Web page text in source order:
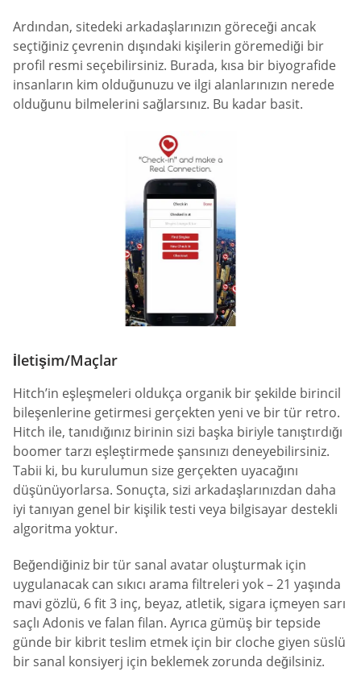
Ardından, sitedeki arkadaşlarınızın göreceği ancak
seçtiğiniz çevrenin dışındaki kişilerin göremediği bir
profil resmi seçebilirsiniz. Burada, kısa bir biyografide
insanların kim olduğunuzu ve ilgi alanlarınızın nerede
olduğunu bilmelerini sağlarsınız. Bu kadar basit.
İletişim/Maçlar
Hitch’in eşleşmeleri oldukça organik bir şekilde birincil
bileşenlerine getirmesi gerçekten yeni ve bir tür retro.
Hitch ile, tanıdığınız birinin sizi başka biriyle tanıştırdığı
boomer tarzı eşleştirmede şansınızı deneyebilirsiniz.
Tabii ki, bu kurulumun size gerçekten uyacağını
düşünüyorlarsa. Sonuçta, sizi arkadaşlarınızdan daha
iyi tanıyan genel bir kişilik testi veya bilgisayar destekli
algoritma yoktur.
Beğendiğiniz bir tür sanal avatar oluşturmak için
uygulanacak can sıkıcı arama filtreleri yok – 21 yaşında
mavi gözlü, 6 fit 3 inç, beyaz, atletik, sigara içmeyen sarı
saçlı Adonis ve falan filan. Ayrıca gümüş bir tepside
günde bir kibrit teslim etmek için bir cloche giyen süslü
bir sanal konsiyerj için beklemek zorunda değilsiniz.